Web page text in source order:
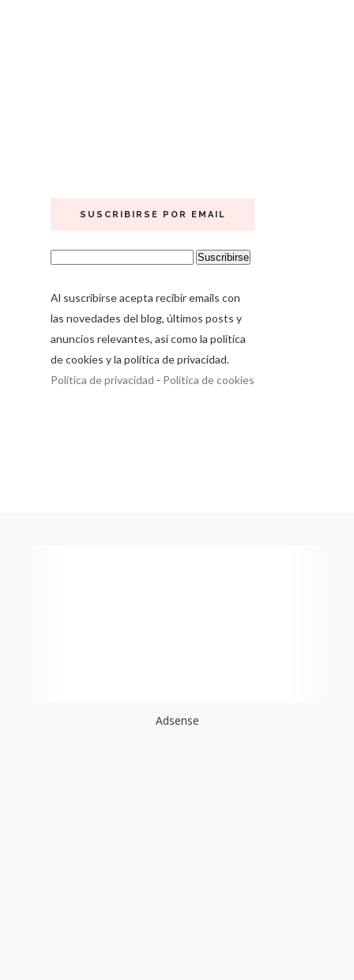
SUSCRIBIRSE POR EMAIL
Al suscribirse acepta recibir emails con
las novedades del blog, últimos posts y
anuncios relevantes, así como la política
de cookies y la política de privacidad.
Política de privacidad - Política de cookies
Adsense